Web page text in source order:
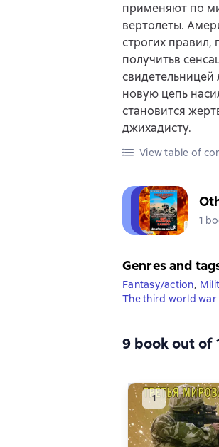
применяют по
вертолеты.
строгих правил,
получитьв
свидетельницей
новую цепь
становится
джихадисту.
View table of
1
Genres and
Fantasy/action,
The third world war
9 book out of